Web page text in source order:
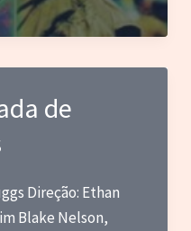
de
Direção: Ethan
Blake Nelson,